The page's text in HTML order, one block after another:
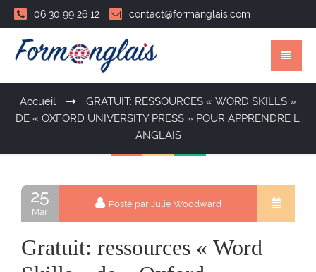
06 30 99 26 12 contact@formanglais.com
Accueil
GRATUIT: RESSOURCES « WORD SKILLS »
DE « OXFORD UNIVERSITY PRESS » POUR APPRENDRE L’
ANGLAIS
25
Mar
Posté par Julie Woodward
Gratuit: ressources « Word